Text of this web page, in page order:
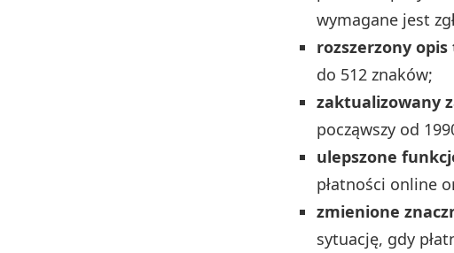
wymagane jest
rozszerzony
do 512 znaków;
zaktualizowany
począwszy od
ulepszone
płatności online
zmienione
sytuację, gdy